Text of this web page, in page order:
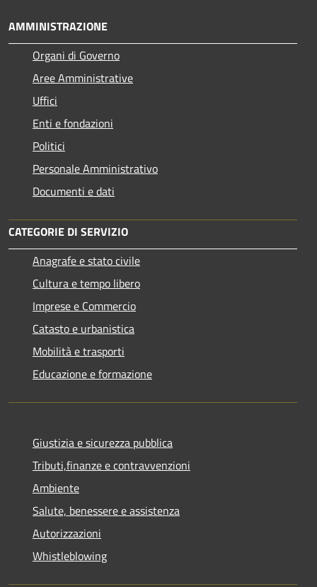
AMMINISTRAZIONE
Organi di Governo
Aree Amministrative
Uffici
Enti e fondazioni
Politici
Personale Amministrativo
Documenti e dati
CATEGORIE DI SERVIZIO
Anagrafe e stato civile
Cultura e tempo libero
Imprese e Commercio
Catasto e urbanistica
Mobilità e trasporti
Educazione e formazione
Giustizia e sicurezza pubblica
Tributi,finanze e contravvenzioni
Ambiente
Salute, benessere e assistenza
Autorizzazioni
Whistleblowing